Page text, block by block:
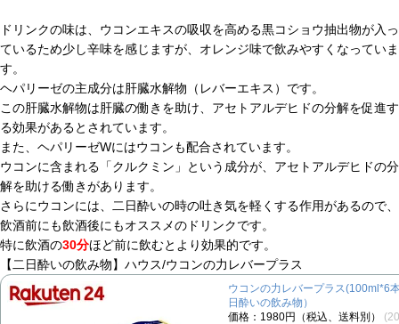
ドリンクの味は、ウコンエキスの吸収を高める黒コショウ抽出物が入っ
ているため少し辛味を感じますが、オレンジ味で飲みやすくなっていま
す。
ヘパリーゼの主成分は肝臓水解物（レバーエキス）です。
この肝臓水解物は肝臓の働きを助け、アセトアルデヒドの分解を促進す
る効果があるとされています。
また、ヘパリーゼWにはウコンも配合されています。
ウコンに含まれる「クルクミン」という成分が、アセトアルデヒドの分
解を助ける働きがあります。
さらにウコンには、二日酔いの時の吐き気を軽くする作用があるので、
飲酒前にも飲酒後にもオススメのドリンクです。
特に飲酒の30分ほど前に飲むとより効果的です。
【二日酔いの飲み物】ハウス/ウコンの力レバープラス
ウコンの力レバープラス(100ml*6
日酔いの飲み物）
価格：1980円（税込、送料別）